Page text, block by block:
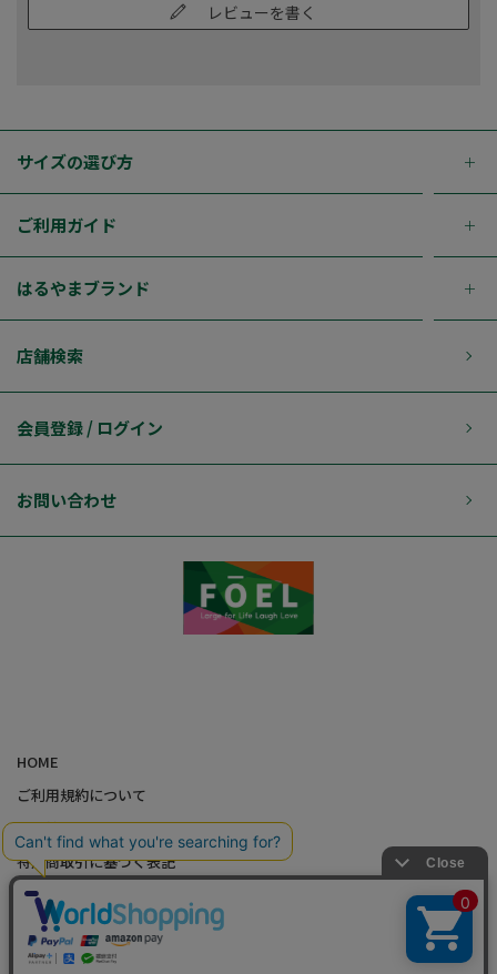
レビューを書く
サイズの選び方
ご利用ガイド
はるやまブランド
店舗検索
会員登録 / ログイン
お問い合わせ
HOME
ご利用規約について
個人情報の取り扱いについて
特定商取引に基づく表記
会社概要
カード会員（情報変更/ポイント照会）
お問い合わせ